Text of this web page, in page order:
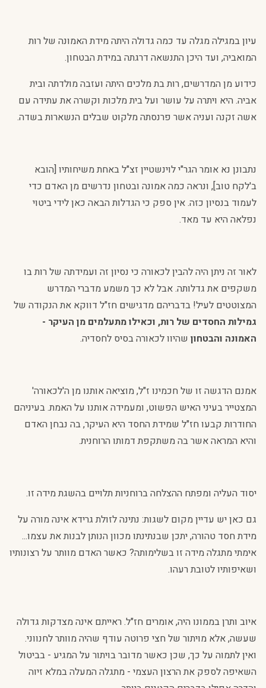
עיון במגילה מגלה עד כמה גדולה היתה מידת האמונה של רות
המואביה, ועד היכן התנשאה דרגתה במידת הבטחון.
כידוע מן המדרשים, רות בת מלכים היתה ועזבה מולדתה ובית
אביה. היא ויתרה על עושר ועל בית מלכות וקשרה את עתידה עם
אשה זקנה ועניה אשר פרנסתה מלקוט שבלים הנשארות בשדה.
נתבונן נא אומר הגר"י לוינשטיין זצ"ל באחת משיחותיו [הובא
ב'לקח טוב], ונראה כמה אמונה ובטחון נדרשים מן האדם כדי
לעמוד בנסיון כזה. אין ספק כי הגדלות הבאה כאן לידי ביטוי
נפלאה היא עד מאד.
לאור זה ניתן היה להבין לכאורה כי נסיון זה ועמידתה של רות בו
משקפים את גדלותה. אבל לא כך משמע מדברי המדרש
המצוטטים לעיל! בדבריהם מדגישים חז"ל דווקא את הנקודה של
גמילות החסדים של רות, וכאילו מתעלמים מן העיקר -
האמונה והבטחון שהיוו לכאורה בסיס לחסדיה.
אמנם הדגשה זו של חכמינו ז"ל, מוציאה אותנו מן ה'לכאורה'
המצטייר בעיני האיש הפשוט, ומעמידה אותנו על האמת. בעיניהם
החודרות קבעו חז"ל שמידת החסד היא העיקר, בה נבחן האדם
והיא המראה אשר בה משתקפת דמותו הרוחנית.
יסוד העליה ומפתח ההצלחה ברוחניות תלויים בהשגת מידה זו.
גם כאן יש עדיין מקום לשגות: נתינה לזולת גרידא אינה מורה על
מידת חסד טהורה, יתכן שבנתינתו מכוון הנותן לבנות את עצמו...
אימתי מתגלה מידה זו בשלימותה? כאשר האדם מוותר על רצונותיו
ושאיפותיו לטובת רעהו.
איוב ותרן בממונו היה, אומרים חז"ל. ראייתם אינה מצדקות גדולה
שעשה, אלא מויתור של חצי פרוטה עודף שהיה מוותר לחנווני.
ואין לתמוה על כך, שכן כאשר מדובר בויתור על המגיע - בביטול
השאיפה לספק את הרצון העצמי - מתגלה המעלה במלא זיוה